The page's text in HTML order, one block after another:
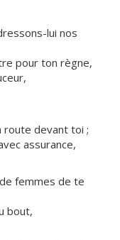
lui nos
pour ton règne,
route devant toi ;
assurance,
femmes de te
bout,